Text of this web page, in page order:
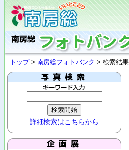
トップ> 南房総フォトバンク > 検索結果
詳細検索はこちらから